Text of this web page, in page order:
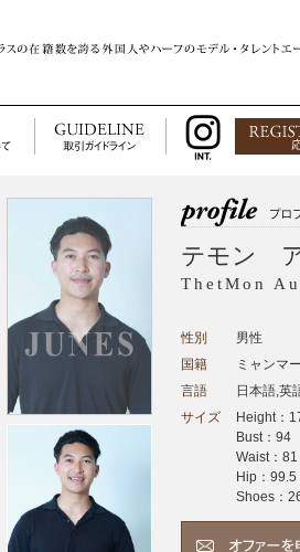
テモン
ThetMon
性別
男性
国籍
ミャンマ
言語
日本語,英
サイズ
Height：
Bust：94
Waist：81
Hip：99.5
Shoes：